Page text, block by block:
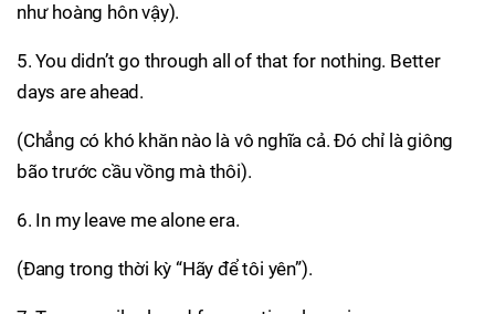
như hoàng hôn vậy).
5. You didn’t go through all of that for nothing. Better
days are ahead.
(Chẳng có khó khăn nào là vô nghĩa cả. Đó chỉ là giông
bão trước cầu vồng mà thôi).
6. In my leave me alone era.
(Đang trong thời kỳ “Hãy để tôi yên”).